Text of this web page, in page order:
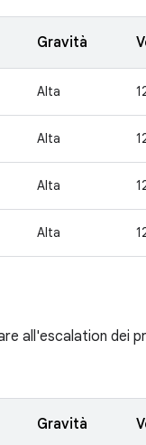
Gravità
Alta
Alta
Alta
Alta
all'escalation dei
Gravità